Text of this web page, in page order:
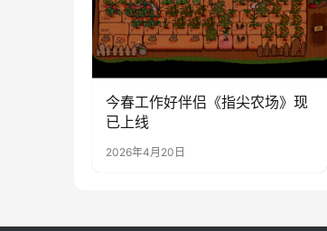
今春工作好伴侣《指尖农场》现
已上线
2026年4月20日